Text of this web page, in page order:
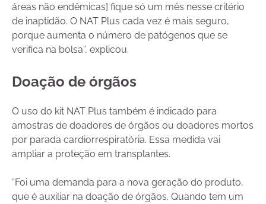
áreas não endêmicas] fique só um mês nesse critério
de inaptidão. O NAT Plus cada vez é mais seguro,
porque aumenta o número de patógenos que se
verifica na bolsa”, explicou.
Doação de órgãos
O uso do kit NAT Plus também é indicado para
amostras de doadores de órgãos ou doadores mortos
por parada cardiorrespiratória. Essa medida vai
ampliar a proteção em transplantes.
“Foi uma demanda para a nova geração do produto,
que é auxiliar na doação de órgãos. Quando tem um